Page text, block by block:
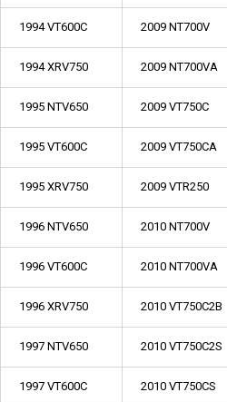
1994 VT600C 2009 NT700V
1994 XRV750 2009 NT700VA
1995 NTV650 2009 VT750C
1995 VT600C 2009 VT750CA
1995 XRV750 2009 VTR250
1996 NTV650 2010 NT700V
1996 VT600C 2010 NT700VA
1996 XRV750 2010 VT750C2B
1997 NTV650 2010 VT750C2S
1997 VT600C 2010 VT750CS